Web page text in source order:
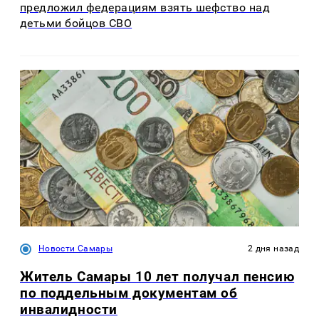
предложил федерациям взять шефство над
детьми бойцов СВО
Новости Самары 2 дня назад
Житель Самары 10 лет получал пенсию
по поддельным документам об
инвалидности